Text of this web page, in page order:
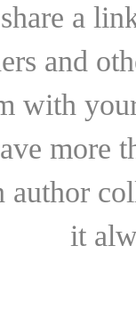
a
and
with
more
it